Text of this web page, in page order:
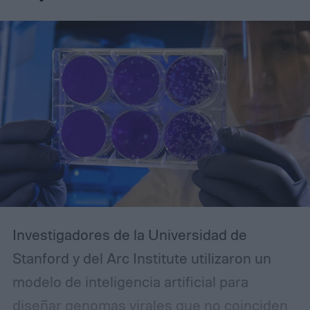
con protecciones de privacidad mucho más
fuertes, Firefox te da más control mientras
te mantiene fuera del ecosistema
Chromium, y Edge presenta un argumento
especialmente sólido en Windows.
Investigadores de la Universidad de
Stanford y del Arc Institute utilizaron un
modelo de inteligencia artificial para
diseñar genomas virales que no coinciden